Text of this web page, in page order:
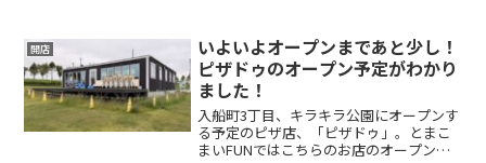
Instagramで見る みなと冒険ひろばinキラ
キ...
開店
いよいよオープンまであと少し！
ピザドゥのオープン予定がわかり
ました！
入船町3丁目、キラキラ公園にオープンす
る予定のピザ店、「ピザドゥ」。とまこ
まいFUNではこちらのお店のオープンに